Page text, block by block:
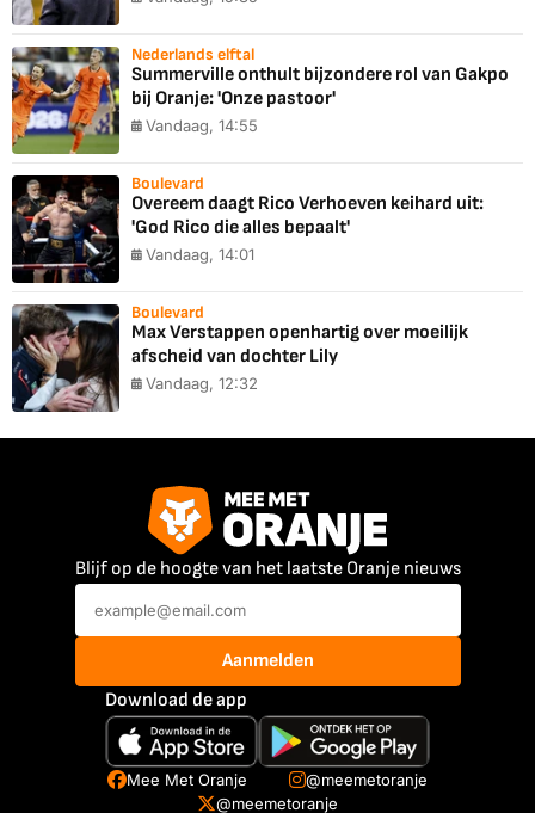
Nederlands elftal
Summerville onthult bijzondere rol van Gakpo
bij Oranje: 'Onze pastoor'
Vandaag, 14:55
Boulevard
Overeem daagt Rico Verhoeven keihard uit:
'God Rico die alles bepaalt'
Vandaag, 14:01
Boulevard
Max Verstappen openhartig over moeilijk
afscheid van dochter Lily
Vandaag, 12:32
Blijf op de hoogte van het laatste Oranje nieuws
Aanmelden
Download de app
Mee Met Oranje
@meemetoranje
@meemetoranje